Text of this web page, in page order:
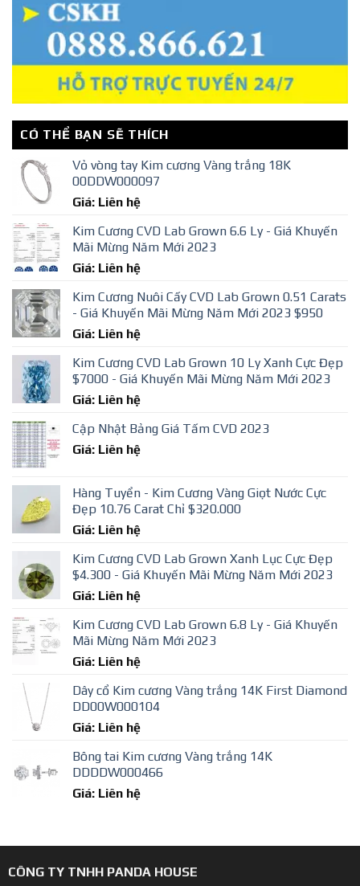
CÓ THỂ BẠN SẼ THÍCH
Vỏ vòng tay Kim cương Vàng trắng 18K
00DDW000097
Giá: Liên hệ
Kim Cương CVD Lab Grown 6.6 Ly - Giá Khuyến
Mãi Mừng Năm Mới 2023
Giá: Liên hệ
Kim Cương Nuôi Cấy CVD Lab Grown 0.51 Carats
- Giá Khuyến Mãi Mừng Năm Mới 2023 $950
Giá: Liên hệ
Kim Cương CVD Lab Grown 10 Ly Xanh Cực Đẹp
$7000 - Giá Khuyến Mãi Mừng Năm Mới 2023
Giá: Liên hệ
Cập Nhật Bảng Giá Tấm CVD 2023
Giá: Liên hệ
Hàng Tuyển - Kim Cương Vàng Giọt Nước Cực
Đẹp 10.76 Carat Chỉ $320.000
Giá: Liên hệ
Kim Cương CVD Lab Grown Xanh Lục Cực Đẹp
$4.300 - Giá Khuyến Mãi Mừng Năm Mới 2023
Giá: Liên hệ
Kim Cương CVD Lab Grown 6.8 Ly - Giá Khuyến
Mãi Mừng Năm Mới 2023
Giá: Liên hệ
Dây cổ Kim cương Vàng trắng 14K First Diamond
DD00W000104
Giá: Liên hệ
Bông tai Kim cương Vàng trắng 14K
DDDDW000466
Giá: Liên hệ
CÔNG TY TNHH PANDA HOUSE